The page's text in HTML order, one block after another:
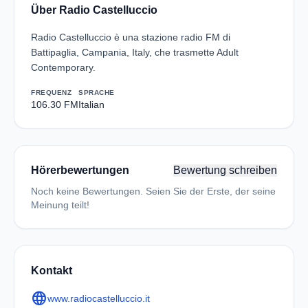
Über Radio Castelluccio
Radio Castelluccio è una stazione radio FM di
Battipaglia, Campania, Italy, che trasmette Adult
Contemporary.
FREQUENZ
106.30 FM
SPRACHE
Italian
Hörerbewertungen Bewertung schreiben
Noch keine Bewertungen. Seien Sie der Erste, der seine
Meinung teilt!
Kontakt
languagewww.radiocastelluccio.it